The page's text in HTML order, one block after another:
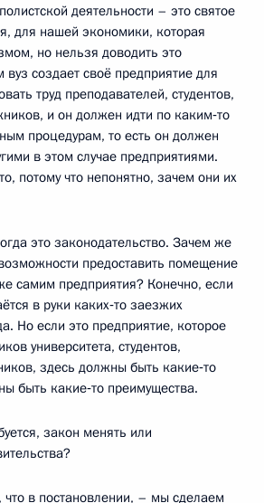
деятельности – это святое
для нашей экономики, которая
но нельзя доводить это
вуз создает своё предприятие для
труд преподавателей, студентов,
и он должен идти по каким‑то
процедурам, то есть он должен
в этом случае предприятиями.
потому что непонятно, зачем они их
это законодательство. Зачем же
предоставить помещение
самим предприятия? Конечно, если
в руки каких‑то заезжих
Но если это предприятие, которое
университета, студентов,
здесь должны быть какие‑то
быть какие‑то преимущества.
закон менять или
что в постановлении, – мы сделаем